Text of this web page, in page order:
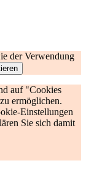
der Verwendung
auf "Cookies
ermöglichen.
Einstellungen
Sie sich damit